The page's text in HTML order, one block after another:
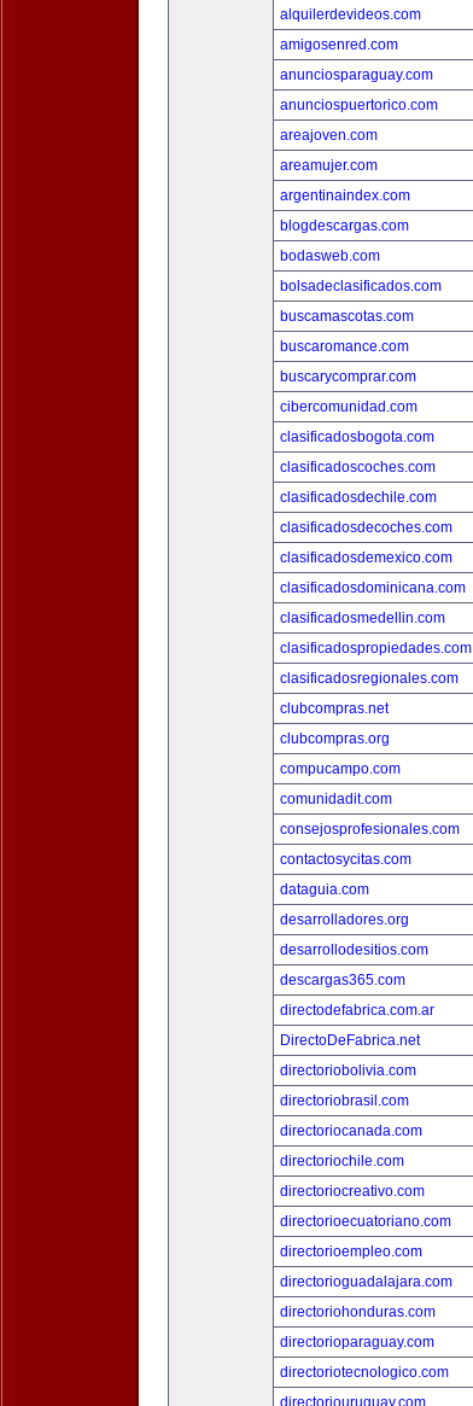
alquilerdevideos.com
amigosenred.com
anunciosparaguay.com
anunciospuertorico.com
areajoven.com
areamujer.com
argentinaindex.com
blogdescargas.com
bodasweb.com
bolsadeclasificados.com
buscamascotas.com
buscaromance.com
buscarycomprar.com
cibercomunidad.com
clasificadosbogota.com
clasificadoscoches.com
clasificadosdechile.com
clasificadosdecoches.com
clasificadosdemexico.com
clasificadosdominicana.com
clasificadosmedellin.com
clasificadospropiedades.com
clasificadosregionales.com
clubcompras.net
clubcompras.org
compucampo.com
comunidadit.com
consejosprofesionales.com
contactosycitas.com
dataguia.com
desarrolladores.org
desarrollodesitios.com
descargas365.com
directodefabrica.com.ar
DirectoDeFabrica.net
directoriobolivia.com
directoriobrasil.com
directoriocanada.com
directoriochile.com
directoriocreativo.com
directorioecuatoriano.com
directorioempleo.com
directorioguadalajara.com
directoriohonduras.com
directorioparaguay.com
directoriotecnologico.com
directoriouruguay.com